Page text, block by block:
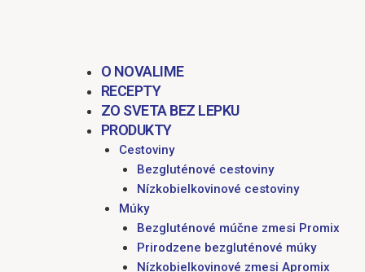
O NOVALIME
RECEPTY
ZO SVETA BEZ LEPKU
PRODUKTY
Cestoviny
Bezgluténové cestoviny
Nízkobielkovinové cestoviny
Múky
Bezgluténové múčne zmesi Promix
Prirodzene bezgluténové múky
Nízkobielkovinové zmesi Apromix